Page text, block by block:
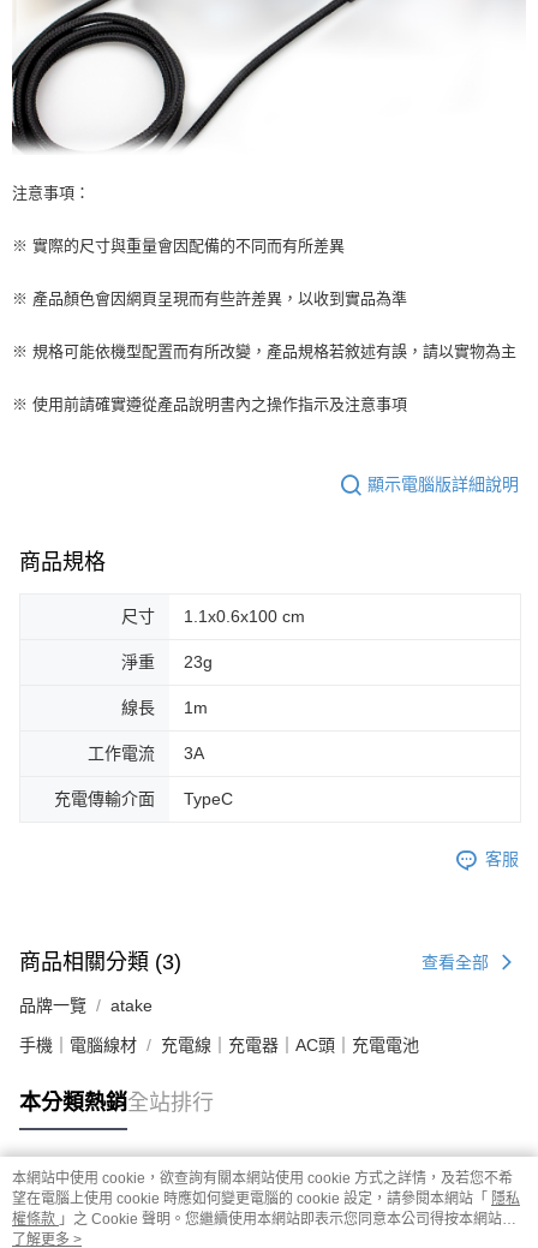
注意事項：
※ 實際的尺寸與重量會因配備的不同而有所差異
※ 產品顏色會因網頁呈現而有些許差異，以收到實品為準
※ 規格可能依機型配置而有所改變，產品規格若敘述有誤，請以實物為主
※ 使用前請確實遵從產品說明書內之操作指示及注意事項
顯示電腦版詳細說明
商品規格
尺寸 1.1x0.6x100 cm
淨重 23g
線長 1m
工作電流 3A
充電傳輸介面 TypeC
客服
商品相關分類 (3) 查看全部
品牌一覽 atake
手機｜電腦線材 充電線｜充電器｜AC頭｜充電電池
本分類熱銷全站排行
熱門標籤
本網站中使用 cookie，欲查詢有關本網站使用 cookie 方式之詳情，及若您不希
望在電腦上使用 cookie 時應如何變更電腦的 cookie 設定，請參閱本網站「 隱私
權條款 」之 Cookie 聲明。您繼續使用本網站即表示您同意本公司得按本網站使
用條款之 Cookie 聲明使用 cookie。
了解更多 >